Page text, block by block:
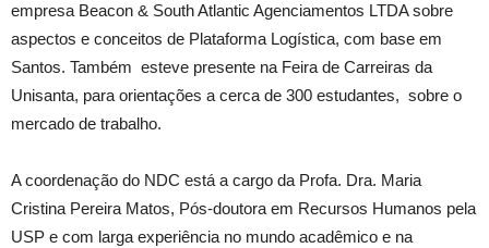
empresa Beacon & South Atlantic Agenciamentos LTDA sobre
aspectos e conceitos de Plataforma Logística, com base em
Santos. Também esteve presente na Feira de Carreiras da
Unisanta, para orientações a cerca de 300 estudantes, sobre o
mercado de trabalho.
A coordenação do NDC está a cargo da Profa. Dra. Maria
Cristina Pereira Matos, Pós-doutora em Recursos Humanos pela
USP e com larga experiência no mundo acadêmico e na